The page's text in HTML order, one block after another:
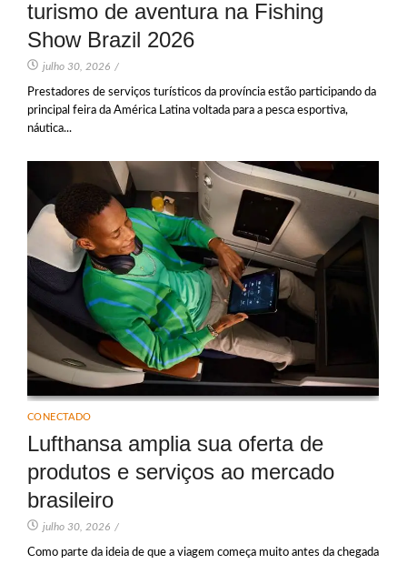
turismo de aventura na Fishing
Show Brazil 2026
julho 30, 2026 /
Prestadores de serviços turísticos da província estão participando da
principal feira da América Latina voltada para a pesca esportiva,
náutica...
CONECTADO
Lufthansa amplia sua oferta de
produtos e serviços ao mercado
brasileiro
julho 30, 2026 /
Como parte da ideia de que a viagem começa muito antes da chegada